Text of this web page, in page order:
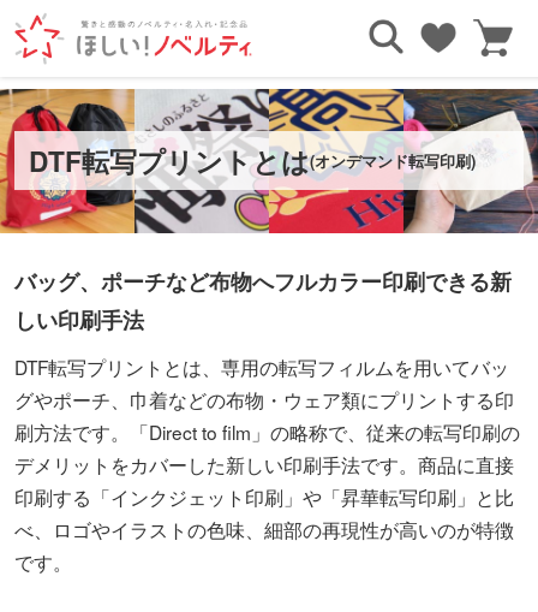
TOP 印刷方法について DTF転写プリントとは
DTF転写プリントとは(オンデマンド転写印刷)
バッグ、ポーチなど布物へフルカラー印刷できる新
しい印刷手法
DTF転写プリントとは、専用の転写フィルムを用いてバッ
グやポーチ、巾着などの布物・ウェア類にプリントする印
刷方法です。「Direct to film」の略称で、従来の転写印刷の
デメリットをカバーした新しい印刷手法です。商品に直接
印刷する「インクジェット印刷」や「昇華転写印刷」と比
べ、ロゴやイラストの色味、細部の再現性が高いのが特徴
です。